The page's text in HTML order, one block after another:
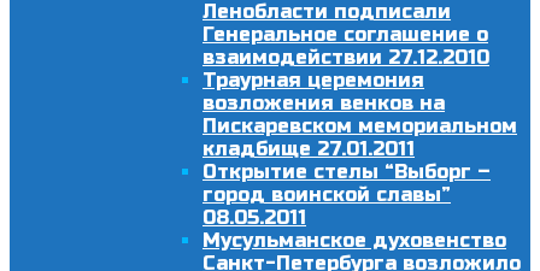
Ленобласти подписали
Генеральное соглашение о
взаимодействии 27.12.2010
Траурная церемония
возложения венков на
Пискаревском мемориальном
кладбище 27.01.2011
Открытие стелы “Выборг –
город воинской славы”
08.05.2011
Мусульманское духовенство
Санкт-Петербурга возложило